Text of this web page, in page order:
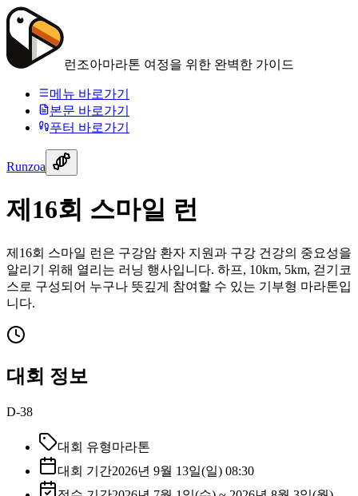
런조아마라톤 여정을 위한 완벽한 가이드
메뉴 바로가기
본문 바로가기
푸터 바로가기
Runzoa
제16회 스마일 런
제16회 스마일 런은 구강암 환자 지원과 구강 건강의 중요성을
알리기 위해 열리는 러닝 행사입니다. 하프, 10km, 5km, 걷기코
스로 구성되어 누구나 뜻깊게 참여할 수 있는 기부형 마라톤입
니다.
대회 정보
D-38
대회 유형마라톤
대회 기간2026년 9월 13일(일) 08:30